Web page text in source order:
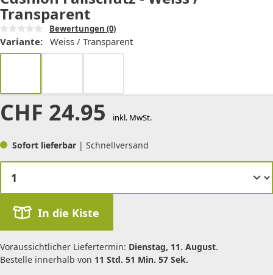
Transparent
Bewertungen (0)
Variante: Weiss / Transparent
CHF 24.95 inkl. MwSt.
Sofort lieferbar | Schnellversand
In die Kiste
Voraussichtlicher Liefertermin: Dienstag, 11. August.
Bestelle innerhalb von 11 Std. 51 Min. 57 Sek.